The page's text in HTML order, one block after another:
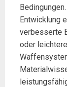
Entwicklung
verbesserte
oder